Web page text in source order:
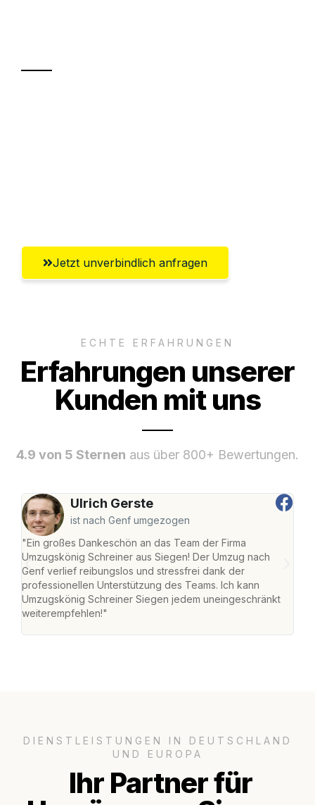
Jetzt unverbindlich anfragen
ECHTE ERFAHRUNGEN
Erfahrungen unserer
Kunden mit uns
4.9 von 5 Sternen aus über 800+ Bewertungen.
Ulrich Gerste
ist nach Genf umgezogen
"Ein großes Dankeschön an das Team der Firma
Umzugskönig Schreiner aus Siegen! Der Umzug nach
Genf verlief reibungslos und stressfrei dank der
professionellen Unterstützung des Teams. Ich kann
Umzugskönig Schreiner Siegen jedem uneingeschränkt
weiterempfehlen!"
DIENSTLEISTUNGEN IN DEUTSCHLAND
UND EUROPA
Ihr Partner für